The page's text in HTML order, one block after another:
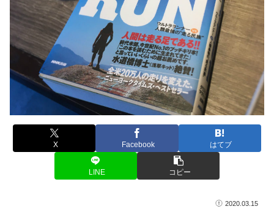
X Facebook はてブ
LINE コピー
2020.03.15